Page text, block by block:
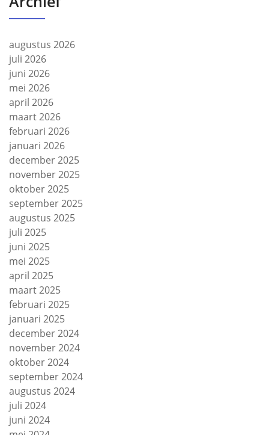
augustus 2026
juli 2026
juni 2026
mei 2026
april 2026
maart 2026
februari 2026
januari 2026
december 2025
november 2025
oktober 2025
september 2025
augustus 2025
juli 2025
juni 2025
mei 2025
april 2025
maart 2025
februari 2025
januari 2025
december 2024
november 2024
oktober 2024
september 2024
augustus 2024
juli 2024
juni 2024